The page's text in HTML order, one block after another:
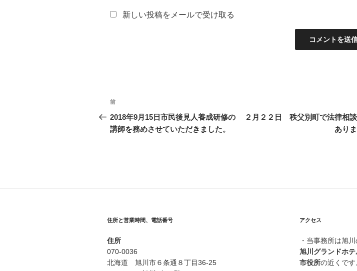
新しい投稿をメールで受け取る
投
稿
ナ
ョ
ン
前
の
投
前
2018年9月15日市民後見人養成研修の
講師を務めさせていただきました。
２月２２日 秩父別町で法律相
ありま
住所と営業時間、電話番号
住所
070-0036
北海道 旭川市６条通８丁目36-25
アクセス
・当事務所は旭
旭川グランドホテ
市役所の近くです